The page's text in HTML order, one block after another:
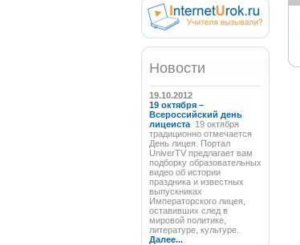
Новости
19.10.2012
19 октября –
Всероссийский день
лицеиста 19 октября
традиционно отмечается
День лицея. Портал
UniverTV предлагает вам
подборку образовательных
видео об истории
праздника и известных
выпускниках
Императорского лицея,
оставивших след в
мировой политике,
литературе, культуре.
Далее...